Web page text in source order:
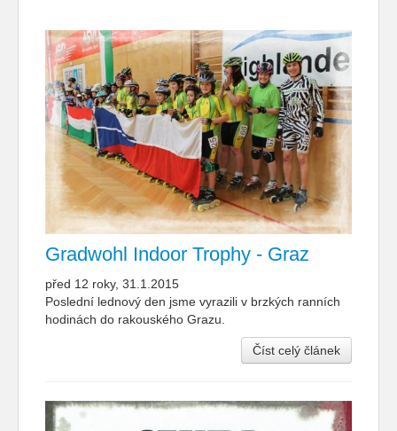
Gradwohl Indoor Trophy - Graz
před 12 roky, 31.1.2015
Poslední lednový den jsme vyrazili v brzkých ranních
hodinách do rakouského Grazu.
Číst celý článek